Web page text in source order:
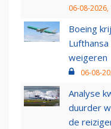
06-08-2026,
Boeing
weigeren
06-08-
Analyse
duurder
de